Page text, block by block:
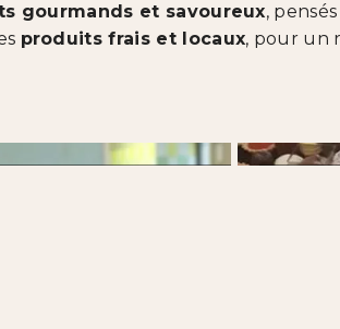
gourmands et savoureux,
produits frais et locaux, pour un